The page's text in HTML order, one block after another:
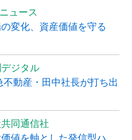
ュース
変化、資産価値を守る
ジタル
動産・田中社長が打ち出
同通信社
値を軸とした発信型ハ